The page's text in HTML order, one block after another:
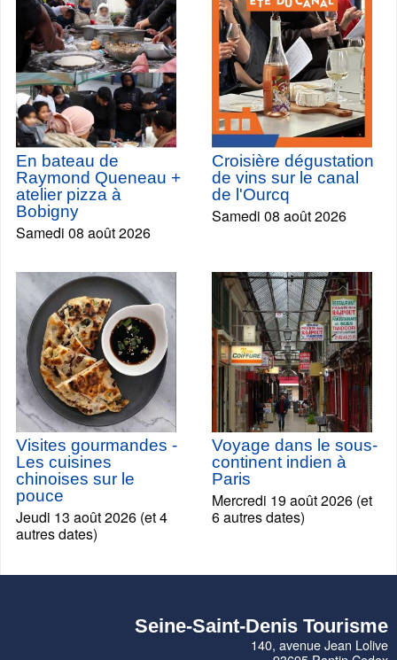
En bateau de
Raymond Queneau +
atelier pizza à
Bobigny
Samedi 08 août 2026
Croisière dégustation
de vins sur le canal
de l'Ourcq
Samedi 08 août 2026
Visites gourmandes -
Les cuisines
chinoises sur le
pouce
Jeudi 13 août 2026 (et 4
autres dates)
Voyage dans le sous-
continent indien à
Paris
Mercredi 19 août 2026 (et
6 autres dates)
Seine-Saint-Denis Tourisme
140, avenue Jean Lolive